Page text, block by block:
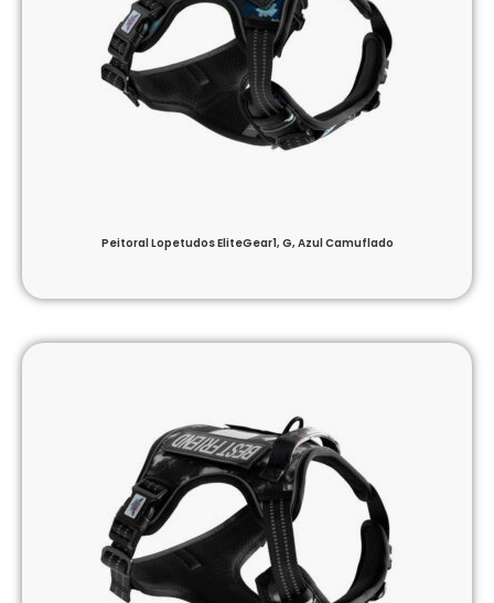
Peitoral Lopetudos EliteGear1, G, Azul Camuflado